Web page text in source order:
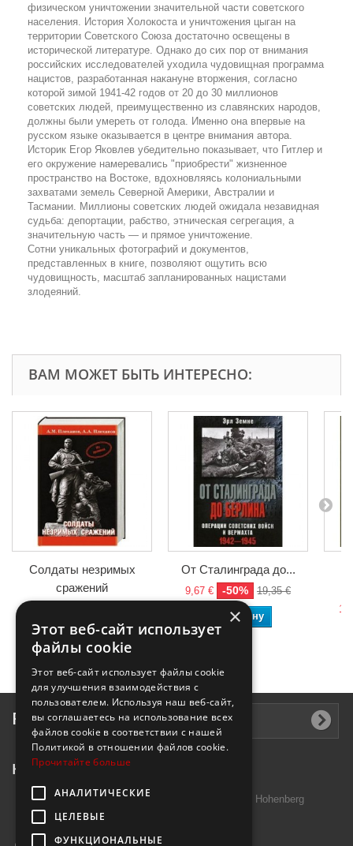
физическом уничтожении значительной части советского
населения. История Холокоста и уничтожения цыган на
территории Советского Союза достаточно освещены в
исторической литературе. Однако до сих пор от внимания
российских исследователей уходила чудовищная программа
нацистов, разработанная накануне вторжения, согласно
которой зимой 1941-42 годов от 20 до 30 миллионов
советских людей, преимущественно из славянских народов,
должны были умереть от голода. Именно она впервые на
русском языке оказывается в центре внимания автора.
Историк Егор Яковлев убедительно показывает, что Гитлер и
его окружение намеревались "приобрести" жизненное
пространство на Востоке, вдохновляясь колониальными
захватами земель Северной Америки, Австралии и
Тасмании. Миллионы советских людей ожидала незавидная
судьба: депортации, рабство, этническая сегрегация, а
значительную часть — и прямое уничтожение.
Сотни уникальных фотографий и документов,
представленных в книге, позволяют ощутить всю
чудовищность, масштаб запланированных нацистами
злодеяний.
ВАМ МОЖЕТ БЫТЬ ИНТЕРЕСНО:
Солдаты незримых
сражений
В корзину
От Сталинграда до...
9,67 € -50% 19,35 €
В корзину
Рассылка
Контактная информация
Introtek GmbH, Hutschenreuther Str. 13 95691 Hohenberg
Deutschland
×
Этот веб-сайт использует
файлы cookie
Этот веб-сайт использует файлы cookie
для улучшения взаимодействия с
пользователем. Используя наш веб-сайт,
вы соглашаетесь на использование всех
файлов cookie в соответствии с нашей
Политикой в ​​отношении файлов cookie.
Прочитайте больше
АНАЛИТИЧЕСКИЕ
ЦЕЛЕВЫЕ
ФУНКЦИОНАЛЬНЫЕ